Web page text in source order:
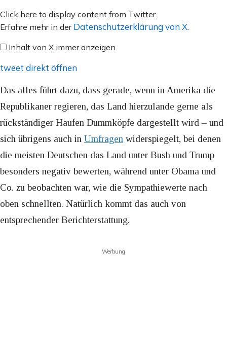
Inhalt
von
anzeigen
Click here to display content from Twitter.
Erfahre mehr in der Datenschutzerklärung von X.
Inhalt von X immer anzeigen
tweet direkt öffnen
Das alles führt dazu, dass gerade, wenn in Amerika die
Republikaner regieren, das Land hierzulande gerne als
rückständiger Haufen Dummköpfe dargestellt wird – und
sich übrigens auch in Umfragen widerspiegelt, bei denen
die meisten Deutschen das Land unter Bush und Trump
besonders negativ bewerten, während unter Obama und
Co. zu beobachten war, wie die Sympathiewerte nach
oben schnellten. Natürlich kommt das auch von
entsprechender Berichterstattung.
Werbung